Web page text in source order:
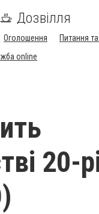
Дозвілля
Оголошення Питання та
online
20-